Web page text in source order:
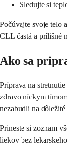
Sledujte si
Počúvajte svoje telo
CLL častá a prílišné
Ako sa
Príprava na
zdravotníckym
nezabudli na dôležité
Prineste si zoznam
liekov bez